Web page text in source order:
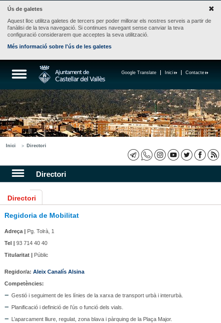
Ús de galetes
Aquest lloc utilitza galetes de tercers per poder millorar els nostres serveis a partir de
l'anàlisi de la teva navegació. Si continues navegant sense canviar la teva
configuració considerarem que acceptes la seva utilització.
Més informació sobre l'ús de les galetes
Contacte
Inici
Google Translate
Inici Directori
Directori
Directori
Regidoria de Mobilitat
Adreça |Pg. Tolrà, 1
Tel |93 714 40 40
Titularitat |Públic
Regidor/a: Aleix Canalís Alsina
Competències:
Gestió i seguiment de les línies de la xarxa de transport urbà i interurbà.
Planificació i definició de l’ús o funció dels vials.
L’aparcament lliure, regulat, zona blava i pàrquing de la Plaça Major.